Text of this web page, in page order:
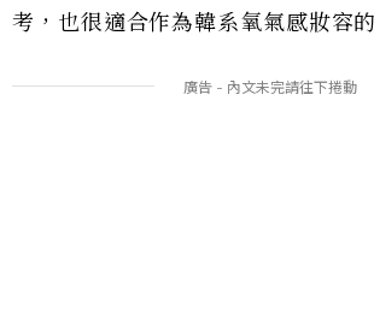
考，也很適合作為韓系氧氣感妝容